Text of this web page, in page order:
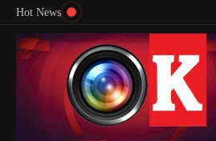
Lewati ke konten
Hot News